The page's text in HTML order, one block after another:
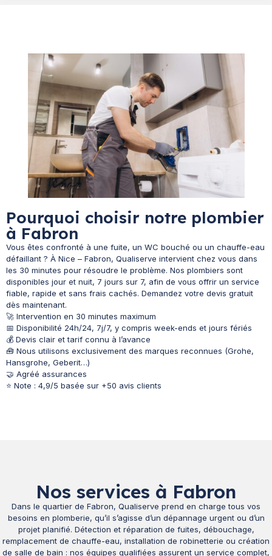
Pourquoi choisir notre plombier
à Fabron
Vous êtes confronté à une fuite, un WC bouché ou un chauffe-eau
défaillant ? À Nice – Fabron, Qualiserve intervient chez vous dans
les 30 minutes pour résoudre le problème. Nos plombiers sont
disponibles jour et nuit, 7 jours sur 7, afin de vous offrir un service
fiable, rapide et sans frais cachés. Demandez votre devis gratuit
dès maintenant.
🚀 Intervention en 30 minutes maximum
📅 Disponibilité 24h/24, 7j/7, y compris week-ends et jours fériés
💰 Devis clair et tarif connu à l’avance
🧰 Nous utilisons exclusivement des marques reconnues (Grohe,
Hansgrohe, Geberit…)
🤝 Agréé assurances
⭐ Note : 4,9/5 basée sur +50 avis clients
Nos services à Fabron
Dans le quartier de Fabron, Qualiserve prend en charge tous vos
besoins en plomberie, qu’il s’agisse d’un dépannage urgent ou d’un
projet planifié. Détection et réparation de fuites, débouchage,
remplacement de chauffe-eau, installation de robinetterie ou création
de salle de bain : nos équipes qualifiées assurent un service complet,